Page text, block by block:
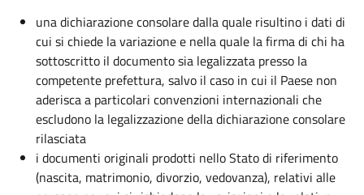
una dichiarazione consolare dalla quale risultino i dati di
cui si chiede la variazione e nella quale la firma di chi ha
sottoscritto il documento sia legalizzata presso la
competente prefettura, salvo il caso in cui il Paese non
aderisca a particolari convenzioni internazionali che
escludono la legalizzazione della dichiarazione consolare
rilasciata
i documenti originali prodotti nello Stato di riferimento
(nascita, matrimonio, divorzio, vedovanza), relativi alle